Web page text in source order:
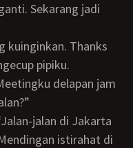
Sekarang jadi
pipiku.
istirahat di